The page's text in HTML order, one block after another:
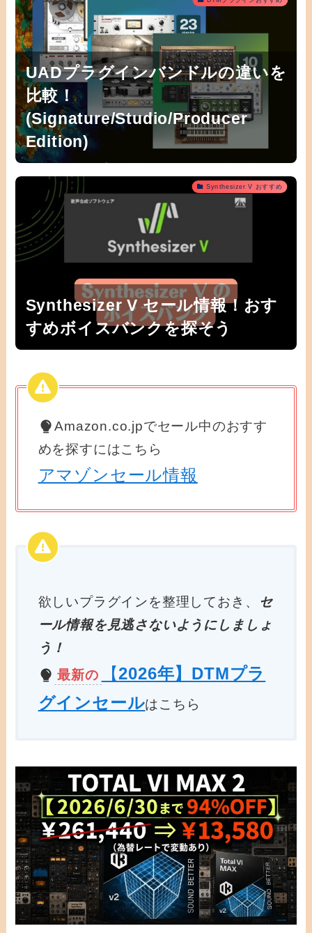
UADプラグインバンドルの違いを
比較！
(Signature/Studio/Producer
Edition)
Synthesizer V おすすめ
Synthesizer V セール情報！おす
すめボイスバンクを探そう
Amazon.co.jpでセール中のおすす
めを探すにはこちら
アマゾンセール情報
欲しいプラグインを整理しておき、
セ
ール情報を見逃さないようにしましょ
う！
最新の
【2026年】DTMプラ
グインセールはこちら